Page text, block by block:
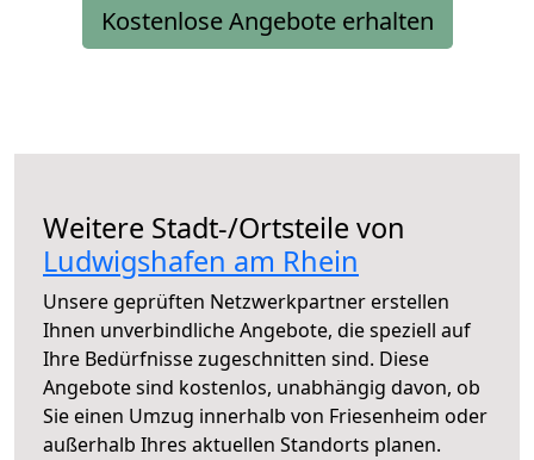
Kostenlose Angebote erhalten
Weitere Stadt-/Ortsteile von
Ludwigshafen am Rhein
Unsere geprüften Netzwerkpartner erstellen
Ihnen unverbindliche Angebote, die speziell auf
Ihre Bedürfnisse zugeschnitten sind. Diese
Angebote sind kostenlos, unabhängig davon, ob
Sie einen Umzug innerhalb von Friesenheim oder
außerhalb Ihres aktuellen Standorts planen.